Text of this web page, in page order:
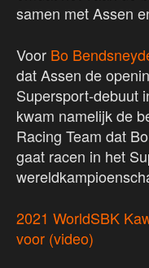
samen met Assen
Voor Bo
dat Assen de
Supersport-debuut
kwam namelijk de
Racing Team dat
gaat racen in het
2021 WorldSBK
voor (video)